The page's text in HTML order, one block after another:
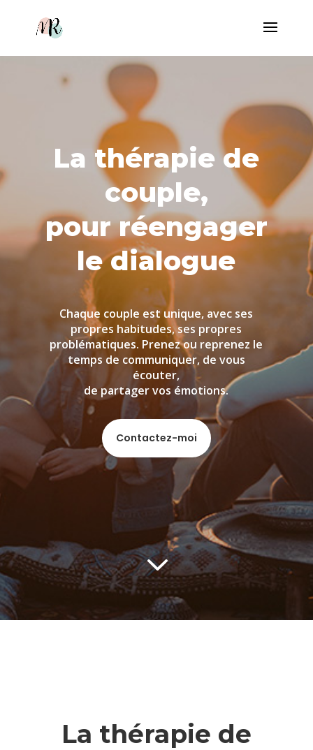
La thérapie de
couple,
pour réengager
le dialogue
Chaque couple est unique, avec ses
propres habitudes, ses propres
problématiques. Prenez ou reprenez le
temps de communiquer, de vous
écouter,
de partager vos émotions.
Contactez-moi
3
La thérapie de